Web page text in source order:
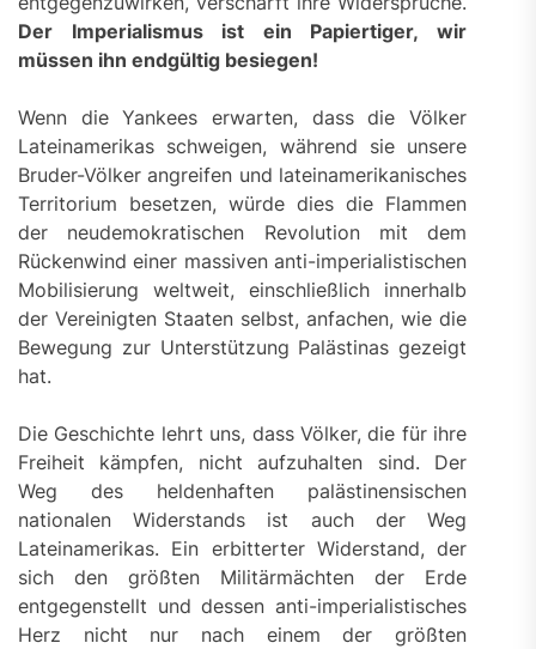
Der Imperialismus ist ein Papiertiger, wir
müssen ihn endgültig besiegen!
Wenn die Yankees erwarten, dass die Völker
Lateinamerikas schweigen, während sie unsere
Bruder-Völker angreifen und lateinamerikanisches
Territorium besetzen, würde dies die Flammen
der neudemokratischen Revolution mit dem
Rückenwind einer massiven anti-imperialistischen
Mobilisierung weltweit, einschließlich innerhalb
der Vereinigten Staaten selbst, anfachen, wie die
Bewegung zur Unterstützung Palästinas gezeigt
hat.
Die Geschichte lehrt uns, dass Völker, die für ihre
Freiheit kämpfen, nicht aufzuhalten sind. Der
Weg des heldenhaften palästinensischen
nationalen Widerstands ist auch der Weg
Lateinamerikas. Ein erbitterter Widerstand, der
sich den größten Militärmächten der Erde
entgegenstellt und dessen anti-imperialistisches
Herz nicht nur nach einem der größten